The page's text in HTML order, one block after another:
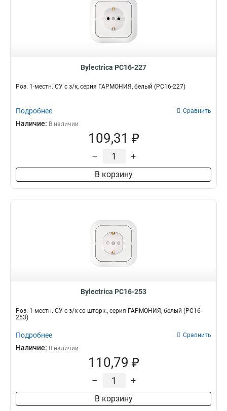
Bylectrica РС16-227
Роз. 1-местн. СУ с з/к, серия ГАРМОНИЯ, белый (РС16-227)
Подробнее Сравнить
Наличие: В наличии
109,31 ₽
– +
В корзину
Bylectrica РС16-253
Роз. 1-местн. СУ с з/к со шторк., серия ГАРМОНИЯ, белый (РС16-
253)
Подробнее Сравнить
Наличие: В наличии
110,79 ₽
– +
В корзину